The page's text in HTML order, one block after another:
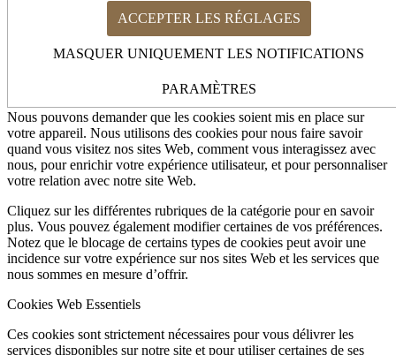
ACCEPTER LES RÉGLAGES
MASQUER UNIQUEMENT LES NOTIFICATIONS
PARAMÈTRES
Comment nous utilisons les cookies
Cookies Web Essentiels
Autres services externes
Comment nous utilisons les cookies
Nous pouvons demander que les cookies soient mis en place sur
votre appareil. Nous utilisons des cookies pour nous faire savoir
quand vous visitez nos sites Web, comment vous interagissez avec
nous, pour enrichir votre expérience utilisateur, et pour personnaliser
votre relation avec notre site Web.
Cliquez sur les différentes rubriques de la catégorie pour en savoir
plus. Vous pouvez également modifier certaines de vos préférences.
Notez que le blocage de certains types de cookies peut avoir une
incidence sur votre expérience sur nos sites Web et les services que
nous sommes en mesure d’offrir.
Cookies Web Essentiels
Ces cookies sont strictement nécessaires pour vous délivrer les
services disponibles sur notre site et pour utiliser certaines de ses